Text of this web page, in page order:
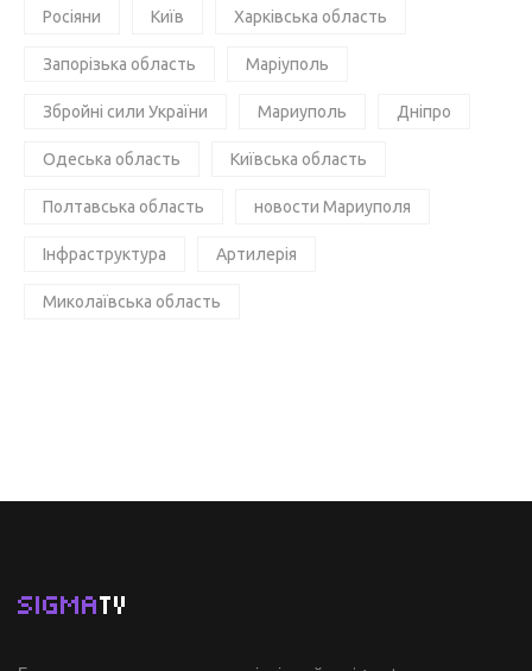
Росіяни Київ Харківська область
Запорізька область Маріуполь
Збройні сили України Мариуполь Дніпро
Одеська область Київська область
Полтавська область новости Мариуполя
Інфраструктура Артилерія
Миколаївська область
SIGMATV